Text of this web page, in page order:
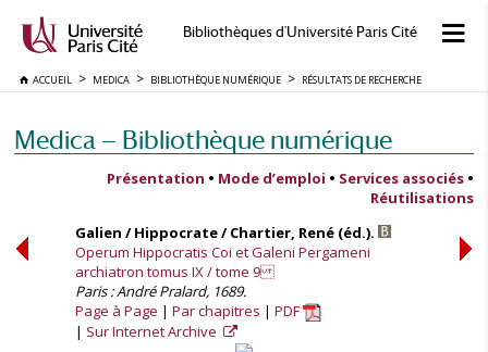
Bibliothèques d'Université Paris Cité
ACCUEIL MEDICA BIBLIOTHÈQUE NUMÉRIQUE RÉSULTATS DE RECHERCHE
Medica — Bibliothèque numérique
Présentation • Mode d’emploi • Services associés •
Réutilisations
Galien / Hippocrate / Chartier, René (éd.).
Operum Hippocratis Coi et Galeni Pergameni
archiatron tomus IX / tome 9
Paris : André Pralard, 1689.
Page à Page
Par chapitres
PDF
Sur Internet Archive